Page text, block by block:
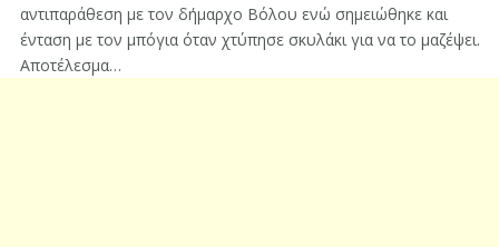
αντιπαράθεση με τον δήμαρχο Βόλου ενώ σημειώθηκε και
ένταση με τον μπόγια όταν χτύπησε σκυλάκι για να το μαζέψει.
Αποτέλεσμα…